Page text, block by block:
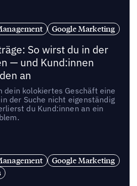
Google Marketing
So wirst du in der
— und Kund:innen
an
dein kolokiertes Geschäft eine
der Suche nicht eigenständig
du Kund:innen an ein
Google Marketing